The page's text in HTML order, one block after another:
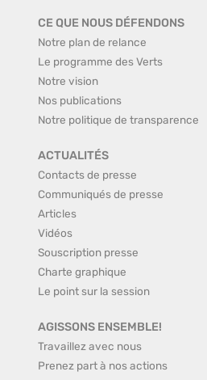
CE QUE NOUS DÉFENDONS
Notre plan de relance
Le programme des Verts
Notre vision
Nos publications
Notre politique de transparence
ACTUALITÉS
Contacts de presse
Communiqués de presse
Articles
Vidéos
Souscription presse
Charte graphique
Le point sur la session
AGISSONS ENSEMBLE!
Travaillez avec nous
Prenez part à nos actions